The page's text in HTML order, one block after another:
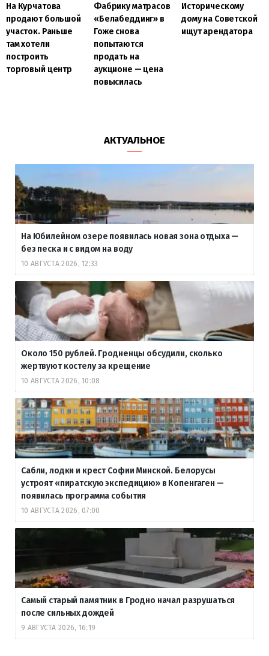
На Курчатова
продают большой
участок. Раньше
там хотели
построить
торговый центр
Фабрику матрасов
«Белабеддинг» в
Гоже снова
попытаются
продать на
аукционе — цена
повысилась
Историческому
дому на Советской
ищут арендатора
АКТУАЛЬНОЕ
На Юбилейном озере появилась новая зона отдыха —
без песка и с видом на воду
10 АВГУСТА 2026, 12:33
Около 150 рублей. Гродненцы обсудили, сколько
жертвуют костелу за крещение
10 АВГУСТА 2026, 10:08
Сабли, лодки и крест Софии Минской. Белорусы
устроят «пиратскую экспедицию» в Копенгаген —
появилась программа события
10 АВГУСТА 2026, 07:00
Самый старый памятник в Гродно начал разрушаться
после сильных дождей
9 АВГУСТА 2026, 16:19